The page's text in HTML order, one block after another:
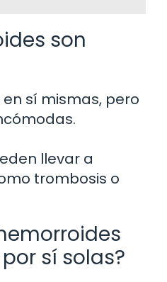
son
sí mismas, pero
llevar a
trombosis o
sí solas?